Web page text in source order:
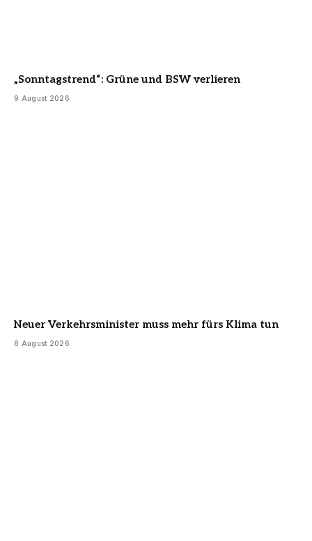
„Sonntagstrend“: Grüne und BSW verlieren
9 August 2026
Neuer Verkehrsminister muss mehr fürs Klima tun
8 August 2026